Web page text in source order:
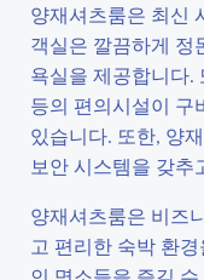
양재셔츠룸은 최신
객실은 깔끔하게 정
욕실을 제공합니다.
등의 편의시설이 구
있습니다. 또한, 양
보안 시스템을 갖추
양재셔츠룸은 비즈
고 편리한 숙박 환